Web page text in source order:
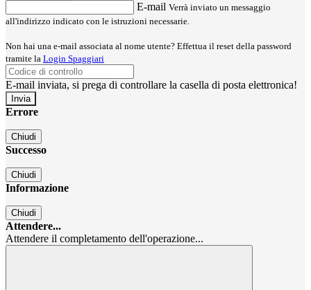
E-mail Verrà inviato un messaggio
all'indirizzo indicato con le istruzioni necessarie.
Non hai una e-mail associata al nome utente? Effettua il reset della password
tramite la Login Spaggiari
E-mail inviata, si prega di controllare la casella di posta elettronica!
Errore
Chiudi
Successo
Chiudi
Informazione
Chiudi
Attendere...
Attendere il completamento dell'operazione...